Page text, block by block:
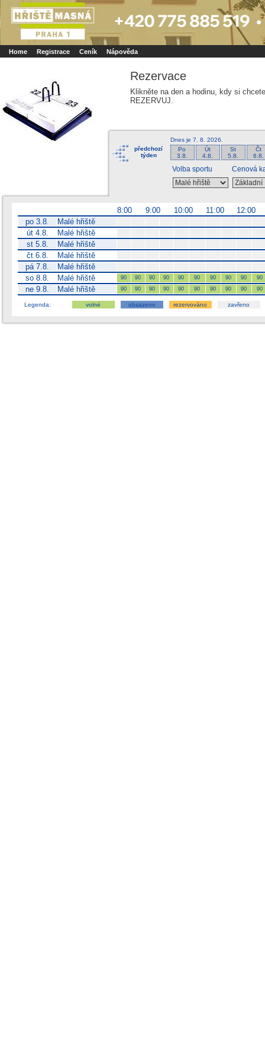
Booker online rezerva�n� syst�m
Nower systems s.r.o - Online
Rezervujse - Port�l pro online rezervace sportu Sports booking system
Home Registrace Ceník Nápověda
Rezervace
Klikněte na den a hodinu, kdy si
REZERVUJ.
předchozí
týden
Dnes je7. 8. 2026
Po
3.8.
Út
4.8.
St
5.8.
Čt
6.8.
Volba sportu Cenová
8:00 9:00 10:00 11:00
12:00
po 3.8.
Malé hřiště
út 4.8.
Malé hřiště
st 5.8.
Malé hřiště
čt 6.8.
Malé hřiště
pá 7.8.
Malé hřiště
so 8.8.
Malé hřiště 90 90 90 90 90 90 90 90 90 90
ne 9.8. Malé hřiště 90 90 90 90 90 90 90 90 90 90
Legenda: volné obsazeno rezervováno zavřeno